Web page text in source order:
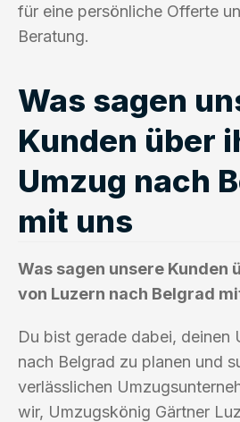
für eine persönliche Offerte
Beratung.
Was sagen
Kunden über
Umzug nach
mit uns
Was sagen unsere Kunden
von Luzern nach Belgrad
Du bist gerade dabei, deinen
nach Belgrad zu planen und
verlässlichen
wir, Umzugskönig Gärtner